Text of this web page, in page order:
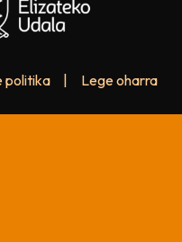
politika Lege oharra